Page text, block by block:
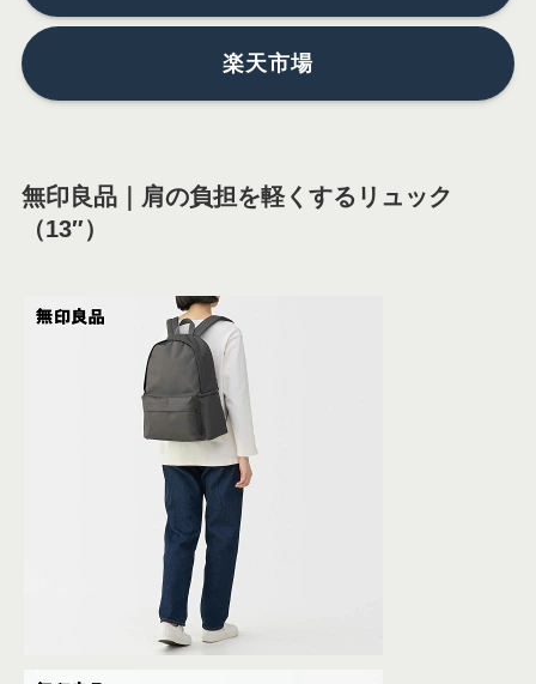
楽天市場
無印良品｜肩の負担を軽くするリュック
（13″）